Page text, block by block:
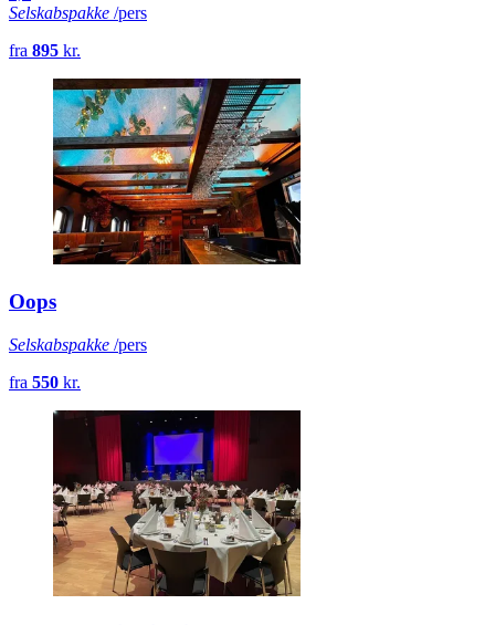
Selskabspakke /pers
fra 895 kr.
Oops
Selskabspakke /pers
fra 550 kr.